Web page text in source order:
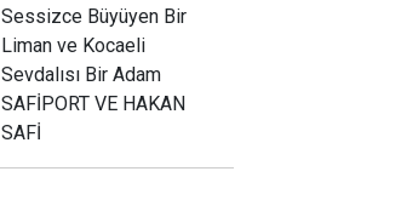
Sessizce Büyüyen Bir
Liman ve Kocaeli
Sevdalısı Bir Adam
SAFİPORT VE HAKAN
SAFİ